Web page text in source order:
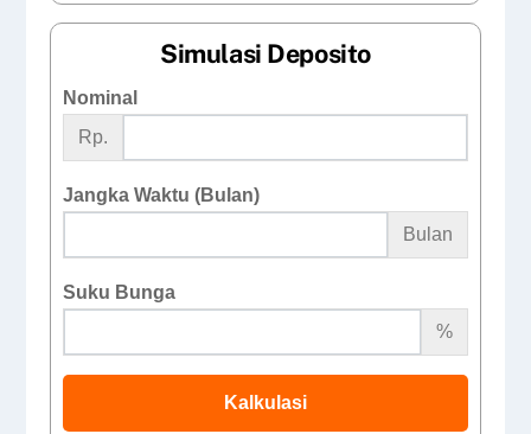
Simulasi Deposito
Nominal
Rp.
Jangka Waktu (Bulan)
Bulan
Suku Bunga
%
Kalkulasi